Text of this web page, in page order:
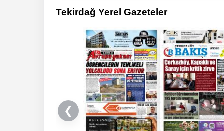
Tekirdağ Yerel Gazeteler
❮